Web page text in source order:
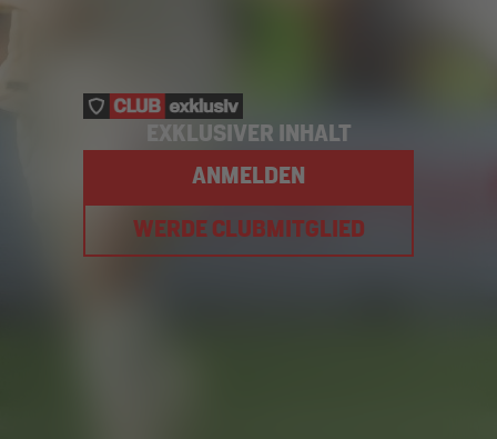
EXKLUSIVER INHALT
ANMELDEN
WERDE CLUBMITGLIED